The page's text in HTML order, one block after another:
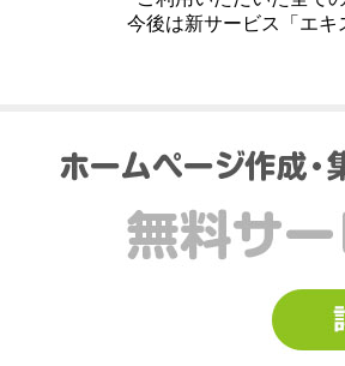
今後は新サービス「エ